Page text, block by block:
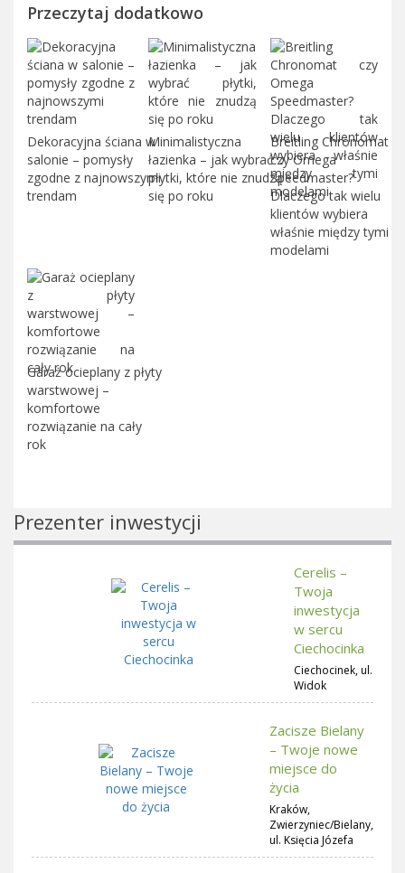
Przeczytaj dodatkowo
Dekoracyjna ściana w
salonie – pomysły
zgodne z najnowszymi
trendam
Minimalistyczna
łazienka – jak wybrać
płytki, które nie znudzą
się po roku
Breitling Chronomat
czy Omega
Speedmaster?
Dlaczego tak wielu
klientów wybiera
właśnie między tymi
modelami
Garaż ocieplany z płyty
warstwowej –
komfortowe
rozwiązanie na cały
rok
Prezenter inwestycji
Cerelis –
Twoja
inwestycja
w sercu
Ciechocinka
Ciechocinek, ul.
Widok
Zacisze Bielany
– Twoje nowe
miejsce do
życia
Kraków,
Zwierzyniec/Bielany,
ul. Księcia Józefa